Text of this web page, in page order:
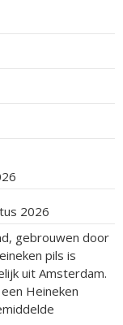
2026
gebrouwen door
pils is
uit Amsterdam.
Heineken